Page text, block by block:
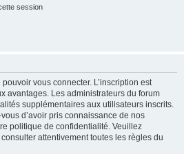
session
vous connecter. L’inscription est
avantages. Les administrateurs du forum
supplémentaires aux utilisateurs inscrits.
d’avoir pris connaissance de nos
politique de confidentialité. Veuillez
attentivement toutes les règles du